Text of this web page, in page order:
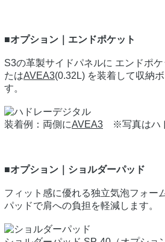
■オプション｜エンドポケット
S3の革製サイドパネルに エンドポケ
たはAVEA3(0.32L) を装着して収納
す。
装着例：両側にAVEA3 ※写真はハ
■オプション｜ショルダーパッド
フィット感に優れる独立気泡フォー
パッドで肩への負担を軽減します。